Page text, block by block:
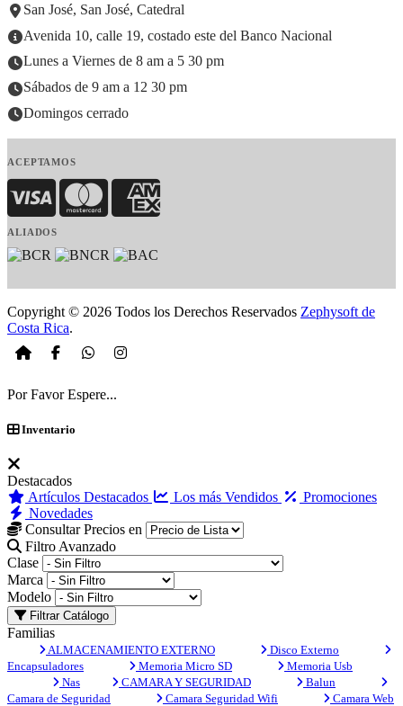
San José, San José, Catedral
Avenida 10, calle 19, costado este del Banco Nacional
Lunes a Viernes de 8 am a 5 30 pm
Sábados de 9 am a 12 30 pm
Domingos cerrado
ACEPTAMOS
Visa MasterCardAmerican Express
ALIADOS
Copyright © 2026 Todos los Derechos Reservados Zephysoft de
Costa Rica.
Por Favor Espere...
Inventario
Destacados
Artículos Destacados
Los más Vendidos
Promociones
Novedades
Consultar Precios en
Filtro Avanzado
Clase
Marca
Modelo
Filtrar Catálogo
Familias
ALMACENAMIENTO EXTERNO
Disco Externo
Encapsuladores
Memoria Micro SD
Memoria Usb
Nas
CAMARA Y SEGURIDAD
Balun
Camara de Seguridad
Camara Seguridad Wifi
Camara Web